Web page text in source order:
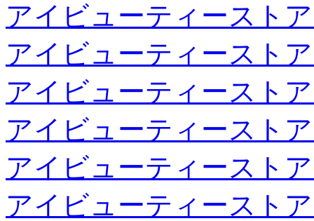
アイビューティースト
アイビューティースト
アイビューティースト
アイビューティースト
アイビューティースト
アイビューティースト